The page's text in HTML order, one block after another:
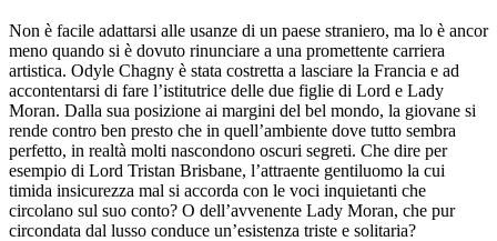
Non è facile adattarsi alle usanze di un paese straniero, ma lo è ancor
meno quando si è dovuto rinunciare a una promettente carriera
artistica. Odyle Chagny è stata costretta a lasciare la Francia e ad
accontentarsi di fare l’istitutrice delle due figlie di Lord e Lady
Moran. Dalla sua posizione ai margini del bel mondo, la giovane si
rende contro ben presto che in quell’ambiente dove tutto sembra
perfetto, in realtà molti nascondono oscuri segreti. Che dire per
esempio di Lord Tristan Brisbane, l’attraente gentiluomo la cui
timida insicurezza mal si accorda con le voci inquietanti che
circolano sul suo conto? O dell’avvenente Lady Moran, che pur
circondata dal lusso conduce un’esistenza triste e solitaria?